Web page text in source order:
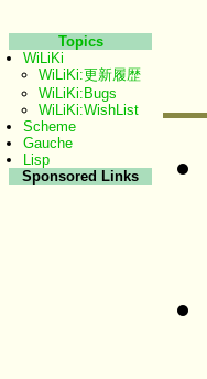
Topics
WiLiKi
WiLiKi:更新履歴
WiLiKi:Bugs
WiLiKi:WishList
Scheme
Gauche
Lisp
Sponsored Links